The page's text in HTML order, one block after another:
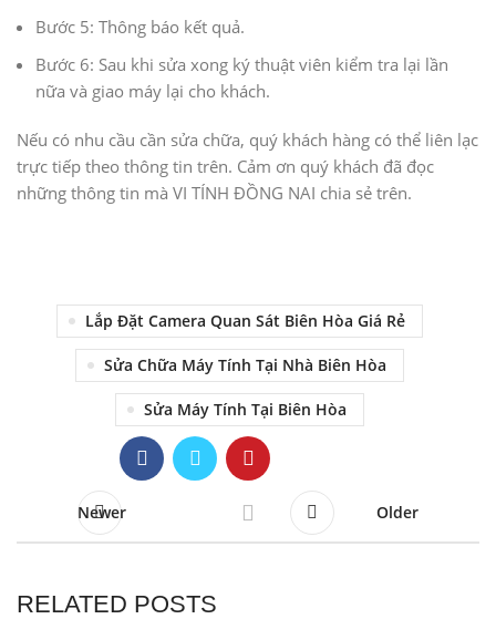
Bước 5: Thông báo kết quả.
Bước 6: Sau khi sửa xong ký thuật viên kiểm tra lại lần
nữa và giao máy lại cho khách.
Nếu có nhu cầu cần sửa chữa, quý khách hàng có thể liên lạc
trực tiếp theo thông tin trên. Cảm ơn quý khách đã đọc
những thông tin mà VI TÍNH ĐỒNG NAI chia sẻ trên.
Lắp Đặt Camera Quan Sát Biên Hòa Giá Rẻ
Sửa Chữa Máy Tính Tại Nhà Biên Hòa
Sửa Máy Tính Tại Biên Hòa
Newer Older
RELATED POSTS